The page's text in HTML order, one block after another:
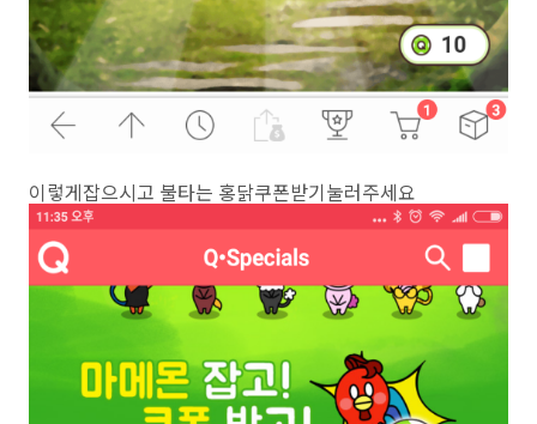
이렇게잡으시고 불타는 홍닭쿠폰받기눌러주세요